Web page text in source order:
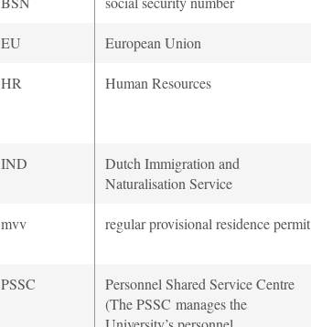
EU European Union
HR Human Resources
IND
Dutch Immigration and
Naturalisation Service
mvv regular provisional residence permit
PSSC
Personnel Shared Service Centre
(The PSSC manages the